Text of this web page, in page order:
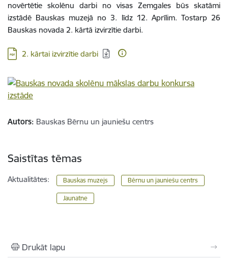
novērtētie skolēnu darbi no visas Zemgales būs skatāmi
izstādē Bauskas muzejā no 3. līdz 12. Aprīlim. Tostarp 26
Bauskas novada 2. kārtā izvirzītie darbi.
Lejupielādēt:
2. kārtai izvirzītie darbi
Autors: Bauskas Bērnu un jauniešu centrs
Saistītas tēmas
Aktualitātes: Bauskas muzejs Bērnu un jauniešu centrs
Jaunatne
Drukāt lapu